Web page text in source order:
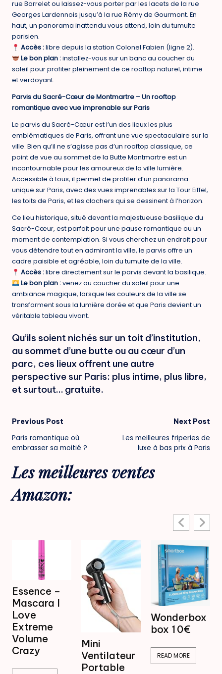
rue Barrelet ou laissez-vous porter par les lacets de la rue
Georges Lardennois jusqu’à la rue Rémy de Gourmont. En
haut, un panorama inattendu vous attend, loin du tumulte
parisien.
Accès :libre depuis la station Colonel Fabien (ligne 2).
Le bon plan :installez-vous sur un banc au coucher du
soleil pour profiter pleinement de ce rooftop naturel, intime
et verdoyant.
Parvis du Sacré-Cœur de Montmartre – Un rooftop
romantique avec vue imprenable sur Paris
Le parvis du Sacré-Cœur est l’un des lieux les plus
emblématiques de Paris, offrant une vue spectaculaire sur la
ville. Bien qu’il ne s’agisse pas d’un rooftop classique, ce
point de vue au sommet de la Butte Montmartre est un
incontournable pour les amoureux de la ville lumière.
Accessible à tous, il permet de profiter d’un panorama
unique sur Paris, avec des vues imprenables sur la Tour Eiffel,
les toits de Paris, et les clochers qui se dessinent à l’horizon.
Ce lieu historique, situé devant la majestueuse basilique du
Sacré-Cœur, est parfait pour une pause romantique ou un
moment de contemplation. Si vous cherchez un endroit pour
vous détendre tout en admirant la ville, le parvis offre un
cadre paisible et agréable, loin du tumulte de la ville.
Accès :libre directement sur le parvis devant la basilique.
Le bon plan :venez au coucher du soleil pour une
ambiance magique, lorsque les couleurs de la ville se
transforment sous la lumière dorée et que Paris devient un
véritable tableau vivant.
Qu’ils soient nichés sur un toit d’institution,
au sommet d’une butte ou au cœur d’un
parc, ces lieux offrent une autre
perspective sur Paris: plus intime, plus libre,
et surtout… gratuite.
Post
navigation
Previous Post
Paris romantique où
embrasser sa moitié ?
Next Post
Les meilleures friperies de
luxe à bas prix à Paris
Les meilleures ventes
Amazon:
Mini
Ventilateur
Portable
Wonderbox
box 1 0€
READ MORE
Mini
Ventilateur
Brumisateur
16,99€